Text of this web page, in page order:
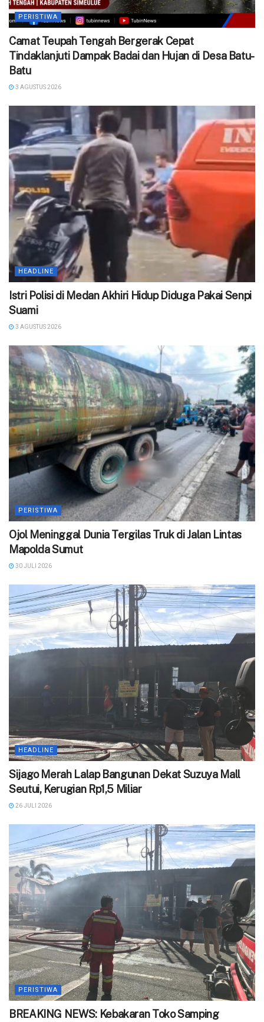
PERISTIWA
Camat Teupah Tengah Bergerak Cepat
Tindaklanjuti Dampak Badai dan Hujan di Desa Batu-
Batu
3 AGUSTUS 2026
HEADLINE
‎Istri Polisi di Medan Akhiri Hidup Diduga Pakai Senpi
Suami
3 AGUSTUS 2026
PERISTIWA
Ojol Meninggal Dunia Tergilas Truk di Jalan Lintas
Mapolda Sumut
30 JULI 2026
HEADLINE
Sijago Merah Lalap Bangunan Dekat Suzuya Mall
Seutui, Kerugian Rp1,5 Miliar
26 JULI 2026
PERISTIWA
BREAKING NEWS: Kebakaran Toko Samping